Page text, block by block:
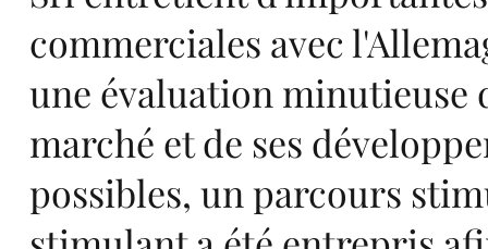
commerciales avec
une évaluation minutieuse
marché et de ses
possibles, un parcours
pe,